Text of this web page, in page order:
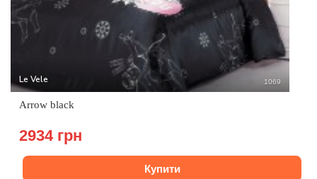
Le Vele 1069
Arrow black
2934 грн
Купити